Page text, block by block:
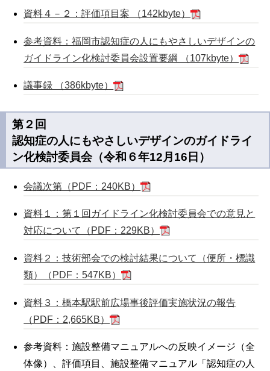
資料４－２：評価項目案 （142kbyte）
参考資料：福岡市認知症の人にもやさしいデザインの
ガイドライン化検討委員会設置要綱 （107kbyte）
議事録 （386kbyte）
第２回
認知症の人にもやさしいデザインのガイドライ
ン化検討委員会（令和６年12月16日）
会議次第（PDF：240KB）
資料１：第１回ガイドライン化検討委員会での意見と
対応について（PDF：229KB）
資料２：技術部会での検討結果について（便所・標識
類）（PDF：547KB）
資料３：橋本駅駅前広場事後評価実施状況の報告
（PDF：2,665KB）
参考資料：施設整備マニュアルへの反映イメージ（全
体像）、評価項目、施設整備マニュアル「認知症の人